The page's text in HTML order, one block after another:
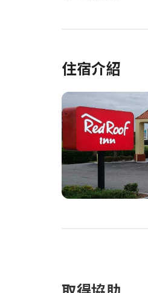
住宿介紹